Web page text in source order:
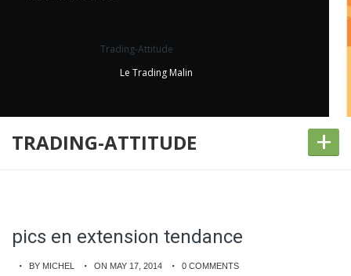
Trading-Attitude
Le Trading Malin
TRADING-ATTITUDE +
pics en extension tendance
BY MICHEL ON MAY 17, 2014 0 COMMENTS